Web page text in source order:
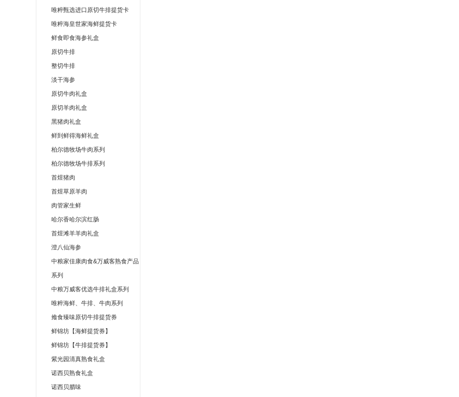
唯粹甄选进口原切牛排提货卡
唯粹海皇世家海鲜提货卡
鲜食即食海参礼盒
原切牛排
整切牛排
淡干海参
原切牛肉礼盒
原切羊肉礼盒
黑猪肉礼盒
鲜到鲜得海鲜礼盒
柏尔德牧场牛肉系列
柏尔德牧场牛排系列
首煜猪肉
首煜草原羊肉
肉管家生鲜
哈尔香哈尔滨红肠
首煜滩羊羊肉礼盒
澄八仙海参
中粮家佳康肉食&万威客熟食产品
系列
中粮万威客优选牛排礼盒系列
唯粹海鲜、牛排、牛肉系列
飨食臻味原切牛排提货券
鲜锦坊【海鲜提货券】
鲜锦坊【牛排提货券】
紫光园清真熟食礼盒
诺西贝熟食礼盒
诺西贝腊味